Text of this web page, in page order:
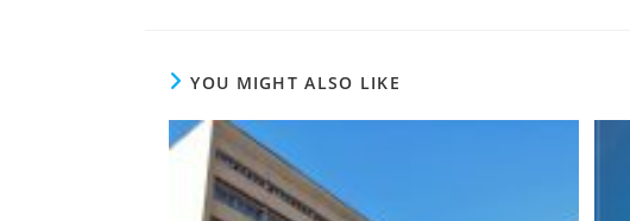
YOU MIGHT ALSO LIKE